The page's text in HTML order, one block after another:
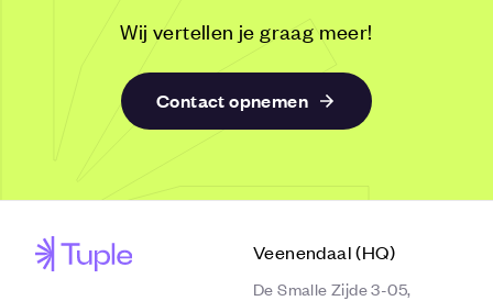
Wij vertellen je graag meer!
Contact opnemen
Veenendaal (HQ)
De Smalle Zijde 3-05,